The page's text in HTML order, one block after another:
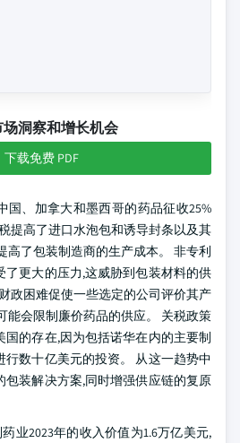
洞察和增长机会
下载免费 PDF
国、加拿大和墨西哥的药品征收25%
提高了进口水泡包和诱导封条以及其
高了包装制造商的生产成本。 非专利
了更大的压力,这威胁到包装材料的供
政困难促使一些选定的公司评价其产
能会限制廉价药品的供应。 关税政策
的存在,因为包括诺华在内的主要制
数十亿美元的投资。 从这一趋势中
包装解决方案,同时增强供应链的复原
业2023年的收入价值为1.6万亿美元,